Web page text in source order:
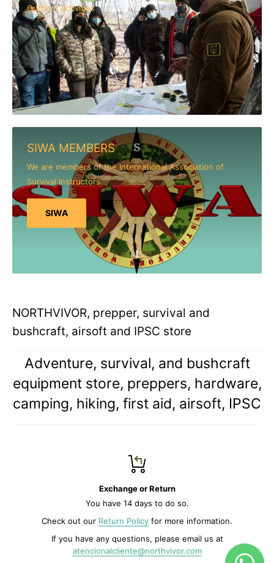
Outdoor activities
SIWA MEMBERS
We are members of the International Association of
Survival Instructors
SIWA
NORTHVIVOR, prepper, survival and
bushcraft, airsoft and IPSC store
Adventure, survival, and bushcraft
equipment store, preppers, hardware,
camping, hiking, first aid, airsoft, IPSC
Exchange or Return
You have 14 days to do so.
Check out our Return Policy for more information.
If you have any questions, please email us at
atencionalcliente@northvivor.com